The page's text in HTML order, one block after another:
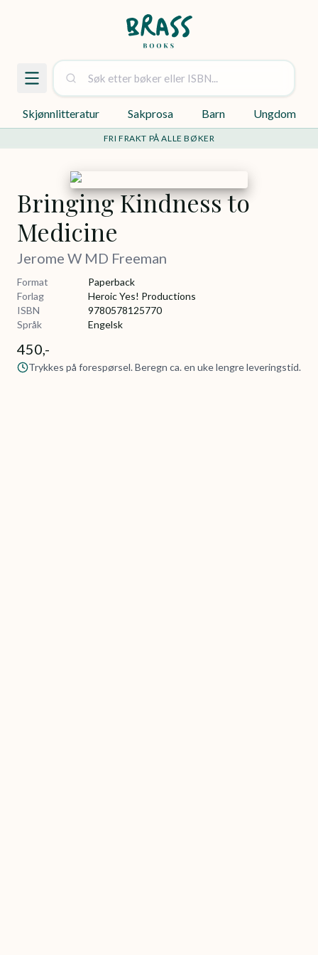
Skjønnlitteratur Sakprosa Barn Ungdom
FRI FRAKT PÅ ALLE BØKER
Bringing Kindness to
Medicine
Jerome W MD Freeman
Format
Paperback
Forlag
Heroic Yes! Productions
ISBN
9780578125770
Språk
Engelsk
450,-
Trykkes på forespørsel. Beregn ca. en uke lengre leveringstid.